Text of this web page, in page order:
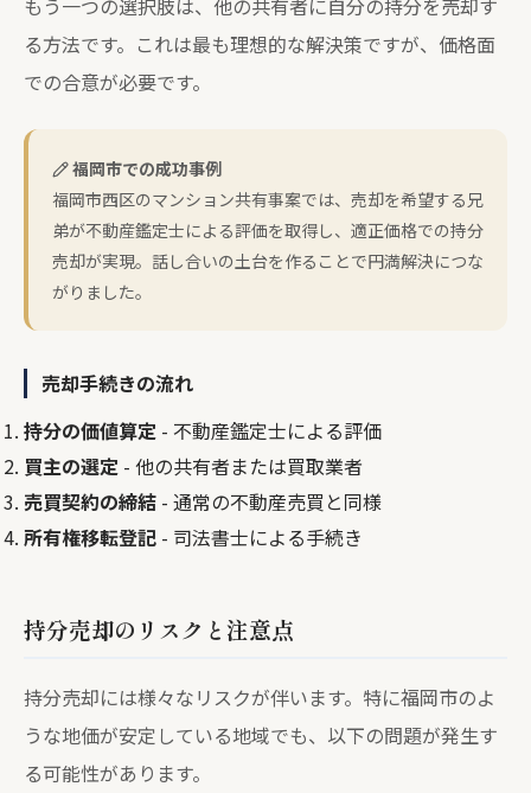
もう一つの選択肢は、他の共有者に自分の持分を売却す
る方法です。これは最も理想的な解決策ですが、価格面
での合意が必要です。
福岡市での成功事例
福岡市西区のマンション共有事案では、売却を希望する兄
弟が不動産鑑定士による評価を取得し、適正価格での持分
売却が実現。話し合いの土台を作ることで円満解決につな
がりました。
売却手続きの流れ
持分の価値算定 - 不動産鑑定士による評価
買主の選定 - 他の共有者または買取業者
売買契約の締結 - 通常の不動産売買と同様
所有権移転登記 - 司法書士による手続き
持分売却のリスクと注意点
持分売却には様々なリスクが伴います。特に福岡市のよ
うな地価が安定している地域でも、以下の問題が発生す
る可能性があります。